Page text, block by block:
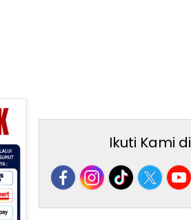
Ikuti Kami di